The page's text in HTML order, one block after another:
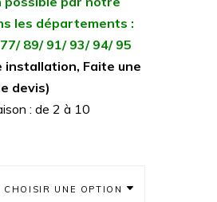
les départements :
89/ 91/ 93/ 94/ 95
installation, Faite une
devis)
: de 2 à 10
CHOISIR UNE OPTION